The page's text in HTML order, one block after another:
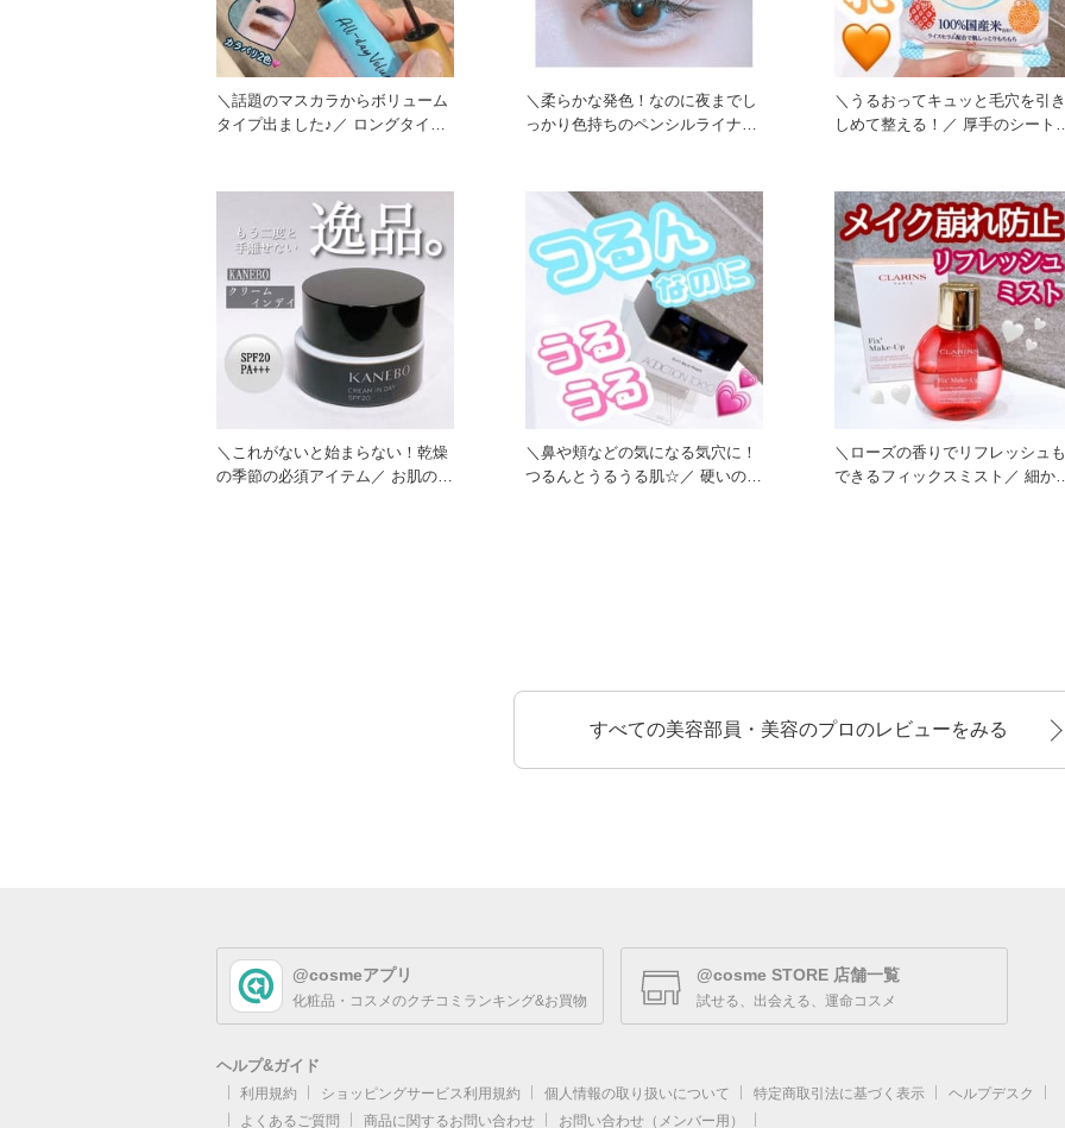
＼話題のマスカラからボリューム
タイプ出ました♪／ ロングタイプ
＼柔らかな発色！なのに夜までし
っかり色持ちのペンシルライナー
＼うるおってキュッと毛穴を引き
しめて整える！／ 厚手のシートが
＼これがないと始まらない！乾燥
の季節の必須アイテム／ お肌の朝
＼鼻や頬などの気になる気穴に！
つるんとうるうる肌☆／ 硬いの
＼ローズの香りでリフレッシュも
できるフィックスミスト／ 細かい
すべての美容部員・美容のプロのレビューをみる
@cosmeアプリ
化粧品・コスメのクチコミランキング&お買物
@cosme STORE 店舗一覧
試せる、出会える、運命コスメ
ヘルプ&ガイド
利用規約 ショッピングサービス利用規約 個人情報の取り扱いについて 特定商取引法に基づく表示
ヘルプデスク
よくあるご質問
商品に関するお問い合わせ お問い合わせ（メンバー用）